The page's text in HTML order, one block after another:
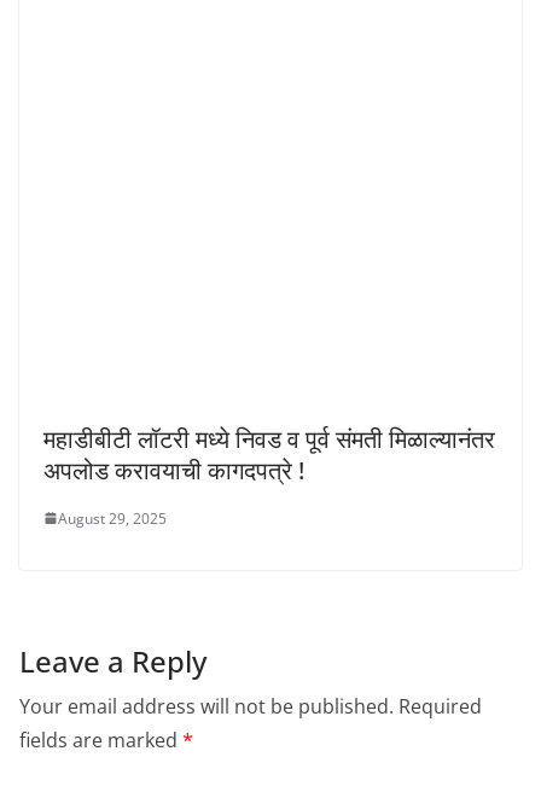
महाडीबीटी लॉटरी मध्ये निवड व पूर्व संमती मिळाल्यानंतर
अपलोड करावयाची कागदपत्रे !
August 29, 2025
Leave a Reply
Your email address will not be published. Required
fields are marked *